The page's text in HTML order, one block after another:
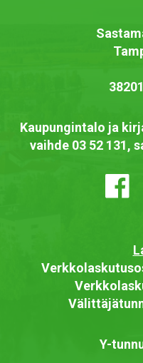
Kaupungintalo ja
vaihde 03 52 131,
Y-